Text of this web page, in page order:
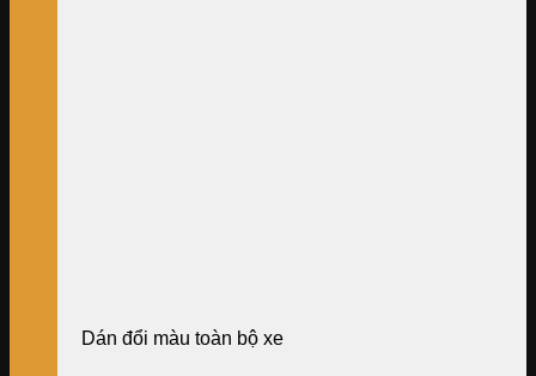
Dán đổi màu toàn bộ xe